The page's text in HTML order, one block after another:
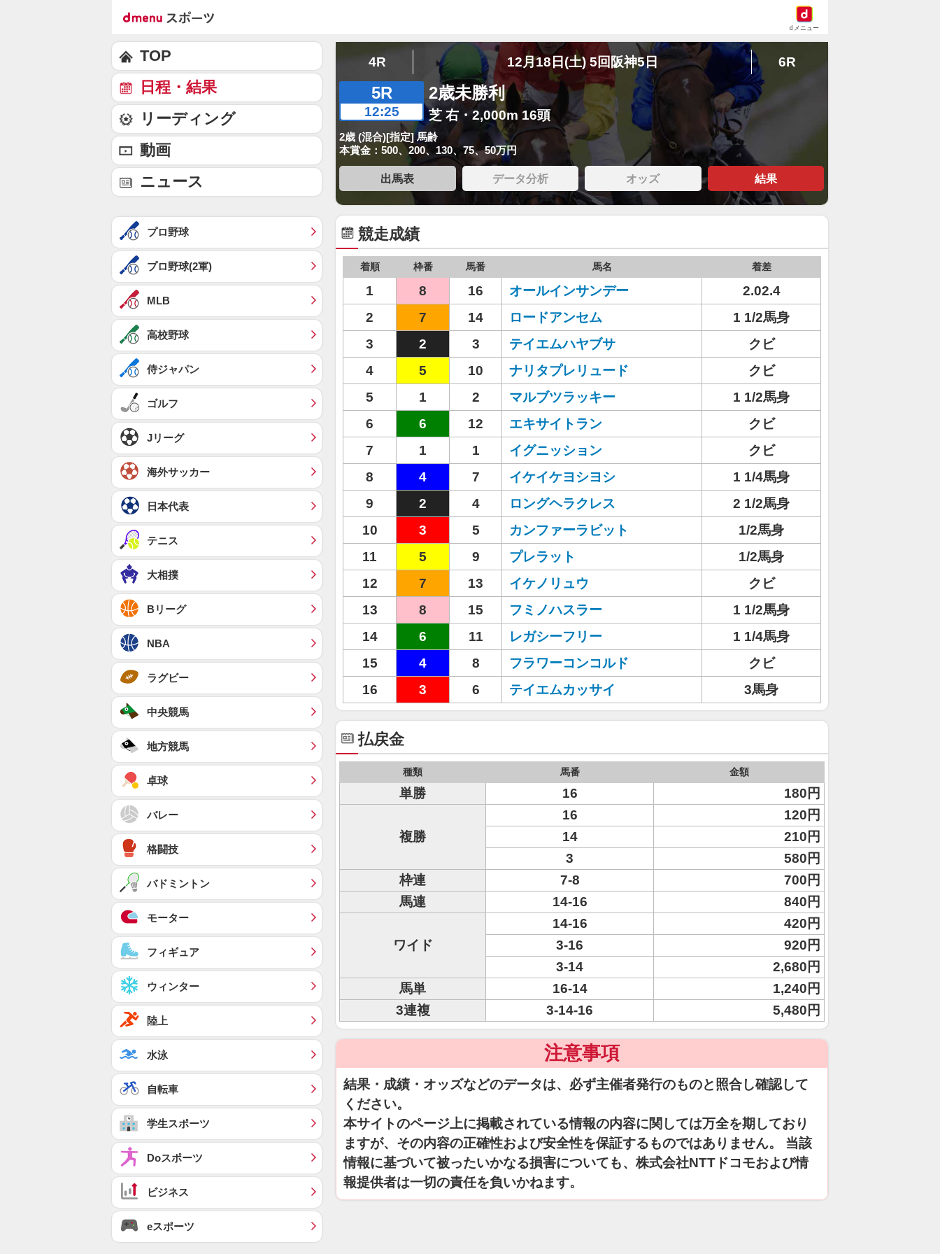
dメニュー
4R 12月18日(土) 5回阪神5日 6R
5R
12:25
2歳未勝利
芝 右・2,000m 16頭
2歳 (混合)[指定] 馬齢
本賞金：500、200、130、75、50万円
出馬表 データ分析 オッズ 結果
競走成績
着順 枠番 馬番 馬名 着差
1 8 16 オールインサンデー
2.02.4
2
7 14 ロードアンセム
1 1/2馬身
3
2 3 テイエムハヤブサ
クビ
4
5 10 ナリタプレリュード
クビ
5
1 2 マルブツラッキー
1 1/2馬身
6
6 12 エキサイトラン
クビ
7
1 1 イグニッション
クビ
8
4 7 イケイケヨシヨシ
1 1/4馬身
9
2 4 ロングヘラクレス
2 1/2馬身
10
3 5 カンファーラビット
1/2馬身
11
5 9 プレラット
1/2馬身
12
7 13 イケノリュウ
クビ
13
8 15 フミノハスラー
1 1/2馬身
14
6 11 レガシーフリー
1 1/4馬身
15
4 8 フラワーコンコルド
クビ
16
3 6 テイエムカッサイ 3馬身
払戻金
種類 馬番 金額
単勝 16 180円
複勝
16
120円
14
210円
3
580円
枠連
7-8
700円
馬連
14-16 840円
ワイド
14-16
420円
3-16
920円
3-14
2,680円
馬単
16-14
1,240円
3連複
3-14-16 5,480円
注意事項
結果・成績・オッズなどのデータは、必ず主催者発行のものと照合し確認して
ください。
本サイトのページ上に掲載されている情報の内容に関しては万全を期しており
ますが、その内容の正確性および安全性を保証するものではありません。 当該
情報に基づいて被ったいかなる損害についても、株式会社NTTドコモおよび情
報提供者は一切の責任を負いかねます。
TOP
日程・結果
リーディング
動画
ニュース
プロ野球
プロ野球(2軍)
MLB
高校野球
侍ジャパン
ゴルフ
Jリーグ
海外サッカー
日本代表
テニス
大相撲
Bリーグ
NBA
ラグビー
中央競馬
地方競馬
卓球
バレー
格闘技
バドミントン
モーター
フィギュア
ウィンター
陸上
水泳
自転車
学生スポーツ
Doスポーツ
ビジネス
eスポーツ